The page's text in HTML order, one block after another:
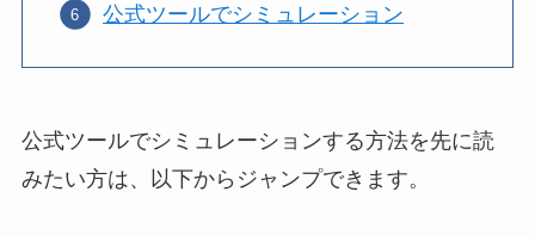
公式ツールでシミュレーション
公式ツールでシミュレーションする方法を先に読
みたい方は、以下からジャンプできます。